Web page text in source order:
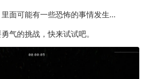
面可能有一些恐怖的事情发生...
气的挑战，快来试试吧。